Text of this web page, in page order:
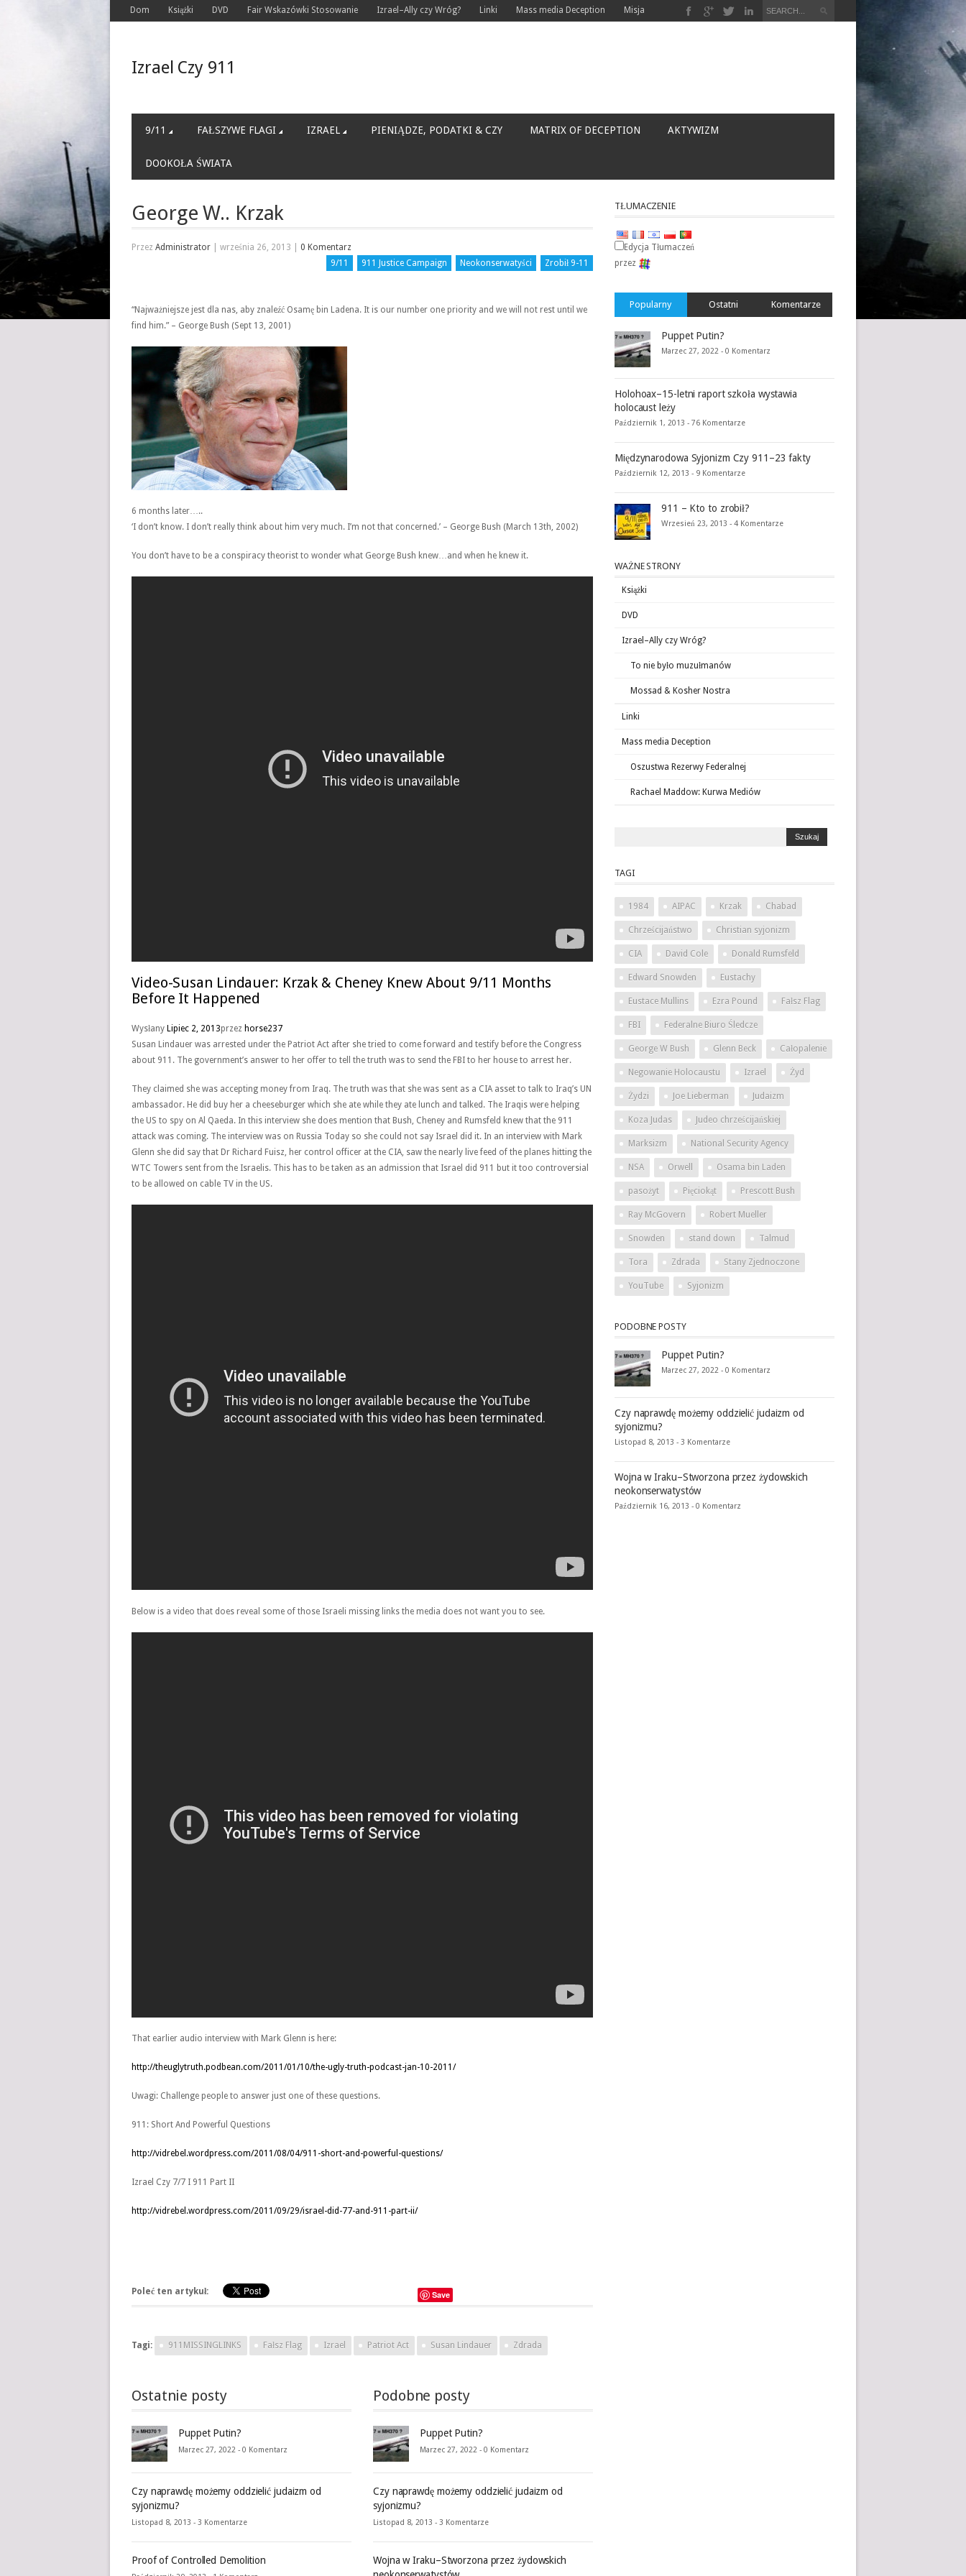
Dom Książki DVD Fair Wskazówki Stosowanie Izrael–Ally czy Wróg? Linki Mass media Deception Misja
Izrael Czy 911
9/11 FAŁSZYWE FLAGI IZRAEL PIENIĄDZE, PODATKI & CZY MATRIX OF DECEPTION AKTYWIZM
DOOKOŁA ŚWIATA
George W.. Krzak
Przez Administrator września 26, 2013
0 Komentarz
9/11
911 Justice Campaign Neokonserwatyści Zrobił 9-11
“Najważniejsze jest dla nas, aby znaleźć Osamę bin Ladena. It is our number one priority and we will not rest until we
find him.” – George Bush (Sept 13, 2001)
6 months later…..
‘I don’t know. I don’t really think about him very much. I’m not that concerned.’ – George Bush (March 13th, 2002)
You don’t have to be a conspiracy theorist to wonder what George Bush knew…and when he knew it.
Video-Susan Lindauer: Krzak & Cheney Knew About 9/11 Months
Before It Happened
Wysłany Lipiec 2, 2013przez horse237
Susan Lindauer was arrested under the Patriot Act after she tried to come forward and testify before the Congress
about 911. The government’s answer to her offer to tell the truth was to send the FBI to her house to arrest her.
They claimed she was accepting money from Iraq. The truth was that she was sent as a CIA asset to talk to Iraq’s UN
ambassador. He did buy her a cheeseburger which she ate while they ate lunch and talked. The Iraqis were helping
the US to spy on Al Qaeda. In this interview she does mention that Bush, Cheney and Rumsfeld knew that the 911
attack was coming. The interview was on Russia Today so she could not say Israel did it. In an interview with Mark
Glenn she did say that Dr Richard Fuisz, her control officer at the CIA, saw the nearly live feed of the planes hitting the
WTC Towers sent from the Israelis. This has to be taken as an admission that Israel did 911 but it too controversial
to be allowed on cable TV in the US.
Below is a video that does reveal some of those Israeli missing links the media does not want you to see.
That earlier audio interview with Mark Glenn is here:
http://theuglytruth.podbean.com/2011/01/10/the-ugly-truth-podcast-jan-10-2011/
Uwagi: Challenge people to answer just one of these questions.
911: Short And Powerful Questions
http://vidrebel.wordpress.com/2011/08/04/911-short-and-powerful-questions/
Izrael Czy 7/7 I 911 Part II
http://vidrebel.wordpress.com/2011/09/29/israel-did-77-and-911-part-ii/
Poleć ten artykuł: Save
Tagi: 911MISSINGLINKS Fałsz Flag Izrael Patriot Act Susan Lindauer Zdrada
Ostatnie posty
Puppet Putin?
Marzec 27, 2022 - 0 Komentarz
Czy naprawdę możemy oddzielić judaizm od
syjonizmu?
Listopad 8, 2013 - 3 Komentarze
Proof of Controlled Demolition
Podobne posty
Puppet Putin?
Marzec 27, 2022 - 0 Komentarz
Czy naprawdę możemy oddzielić judaizm od
syjonizmu?
Listopad 8, 2013 - 3 Komentarze
Wojna w Iraku–Stworzona przez żydowskich
TŁUMACZENIE
Edycja Tłumaczeń
przez
Popularny Ostatni Komentarze
Puppet Putin?
Marzec 27, 2022 - 0 Komentarz
Holohoax–15-letni raport szkoła wystawia
holocaust leży
Październik 1, 2013 - 76 Komentarze
Międzynarodowa Syjonizm Czy 911–23 fakty
Październik 12, 2013 - 9 Komentarze
911 – Kto to zrobił?
Wrzesień 23, 2013 - 4 Komentarze
WAŻNE STRONY
Książki
DVD
Izrael–Ally czy Wróg?
To nie było muzułmanów
Mossad & Kosher Nostra
Linki
Mass media Deception
Oszustwa Rezerwy Federalnej
Rachael Maddow: Kurwa Mediów
TAGI
1984 AIPAC Krzak Chabad
Chrześcijaństwo Christian syjonizm
CIA David Cole Donald Rumsfeld
Edward Snowden Eustachy
Eustace Mullins Ezra Pound Fałsz Flag
FBI Federalne Biuro Śledcze
George W Bush Glenn Beck Całopalenie
Negowanie Holocaustu Izrael Żyd
Żydzi Joe Lieberman Judaizm
Koza Judas Judeo chrześcijańskiej
Marksizm National Security Agency
NSA Orwell Osama bin Laden
pasożyt Pięciokąt Prescott Bush
Ray McGovern Robert Mueller
Snowden stand down Talmud
Tora Zdrada Stany Zjednoczone
YouTube Syjonizm
PODOBNE POSTY
Puppet Putin?
Marzec 27, 2022 - 0 Komentarz
Czy naprawdę możemy oddzielić judaizm od
syjonizmu?
Listopad 8, 2013 - 3 Komentarze
Wojna w Iraku–Stworzona przez żydowskich
neokonserwatystów
Październik 16, 2013 - 0 Komentarz